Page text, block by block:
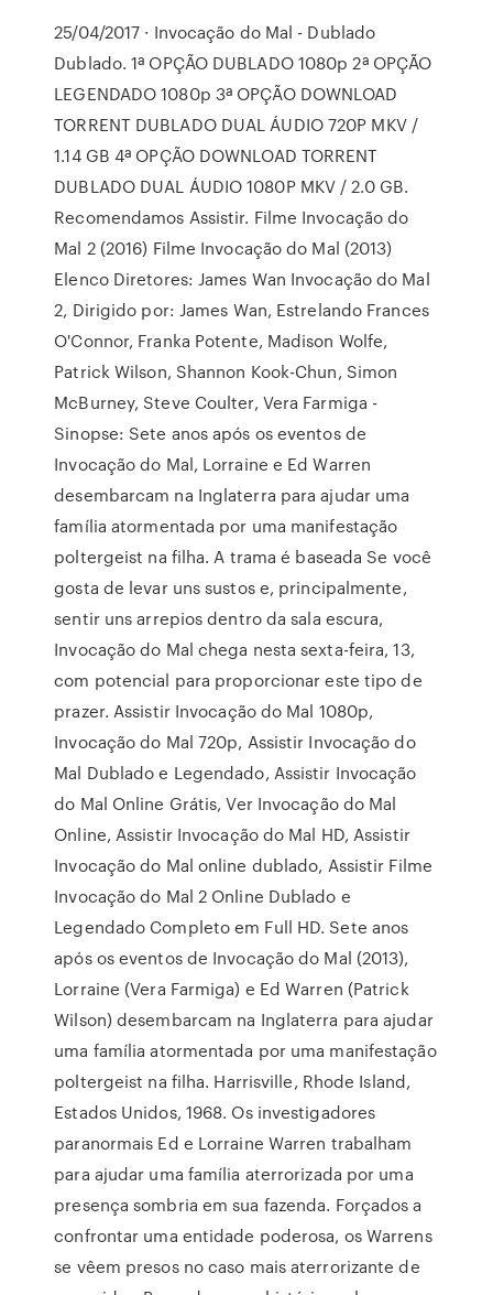
25/04/2017 · Invocação do Mal - Dublado
Dublado. 1ª OPÇÃO DUBLADO 1080p 2ª OPÇÃO
LEGENDADO 1080p 3ª OPÇÃO DOWNLOAD
TORRENT DUBLADO DUAL ÁUDIO 720P MKV /
1.14 GB 4ª OPÇÃO DOWNLOAD TORRENT
DUBLADO DUAL ÁUDIO 1080P MKV / 2.0 GB.
Recomendamos Assistir. Filme Invocação do
Mal 2 (2016) Filme Invocação do Mal (2013)
Elenco Diretores: James Wan Invocação do Mal
2, Dirigido por: James Wan, Estrelando Frances
O'Connor, Franka Potente, Madison Wolfe,
Patrick Wilson, Shannon Kook-Chun, Simon
McBurney, Steve Coulter, Vera Farmiga -
Sinopse: Sete anos após os eventos de
Invocação do Mal, Lorraine e Ed Warren
desembarcam na Inglaterra para ajudar uma
família atormentada por uma manifestação
poltergeist na filha. A trama é baseada Se você
gosta de levar uns sustos e, principalmente,
sentir uns arrepios dentro da sala escura,
Invocação do Mal chega nesta sexta-feira, 13,
com potencial para proporcionar este tipo de
prazer. Assistir Invocação do Mal 1080p,
Invocação do Mal 720p, Assistir Invocação do
Mal Dublado e Legendado, Assistir Invocação
do Mal Online Grátis, Ver Invocação do Mal
Online, Assistir Invocação do Mal HD, Assistir
Invocação do Mal online dublado, Assistir Filme
Invocação do Mal 2 Online Dublado e
Legendado Completo em Full HD. Sete anos
após os eventos de Invocação do Mal (2013),
Lorraine (Vera Farmiga) e Ed Warren (Patrick
Wilson) desembarcam na Inglaterra para ajudar
uma família atormentada por uma manifestação
poltergeist na filha. Harrisville, Rhode Island,
Estados Unidos, 1968. Os investigadores
paranormais Ed e Lorraine Warren trabalham
para ajudar uma família aterrorizada por uma
presença sombria em sua fazenda. Forçados a
confrontar uma entidade poderosa, os Warrens
se vêem presos no caso mais aterrorizante de